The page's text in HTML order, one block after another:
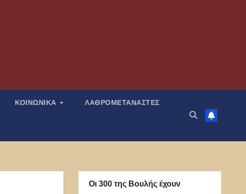
ΚΟΙΝΩΝΙΚΑ ΛΑΘΡΟΜΕΤΑΝΑΣΤΕΣ
Οι 300 της Βουλής έχουν